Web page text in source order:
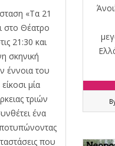
«Τα 21
στο Θέατρο
21:30 και
σκηνική
έννοια του
μία
τριών
ένα
που